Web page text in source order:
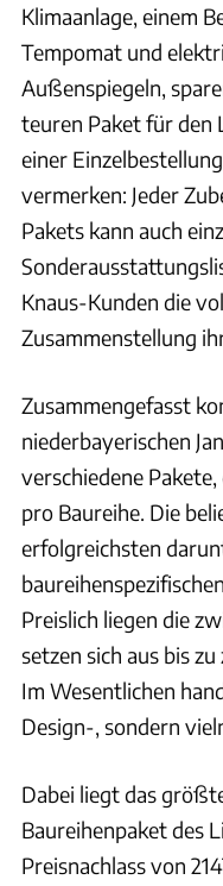
Klimaanlage, einem
Tempomat und
Außenspiegeln,
teuren Paket für den
einer
vermerken: Jeder
Pakets kann auch
Knaus-Kunden die
Zusammenstellung
Zusammengefasst
niederbayerischen
verschiedene
pro Baureihe. Die
erfolgreichsten
Preislich liegen die
setzen sich aus bis
Im Wesentlichen
Design-, sondern
Dabei liegt das
Baureihenpaket des
Preisnachlass von